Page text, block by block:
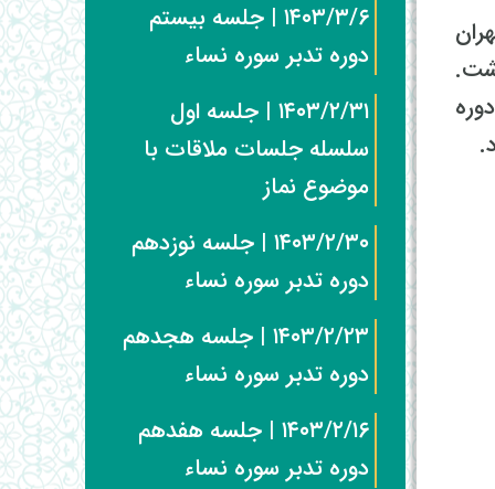
تهران
۱۴۰۳/۳/۶ | جلسه بیستم
دوره تدبر سوره نساء
۱۴۰۳/۲/۳۱ | جلسه اول
سلسله جلسات ملاقات با
موضوع نماز
۱۴۰۳/۲/۳۰ | جلسه نوزدهم
دوره تدبر سوره نساء
۱۴۰۳/۲/۲۳ | جلسه هجدهم
دوره تدبر سوره نساء
۱۴۰۳/۲/۱۶ | جلسه هفدهم
دوره تدبر سوره نساء